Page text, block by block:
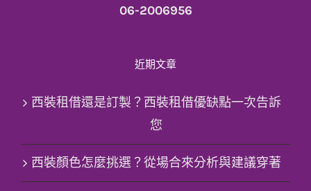
06-2006956
近期文章
西裝租借還是訂製？西裝租借優缺點一次告訴
您
西裝顏色怎麼挑選？從場合來分析與建議穿著